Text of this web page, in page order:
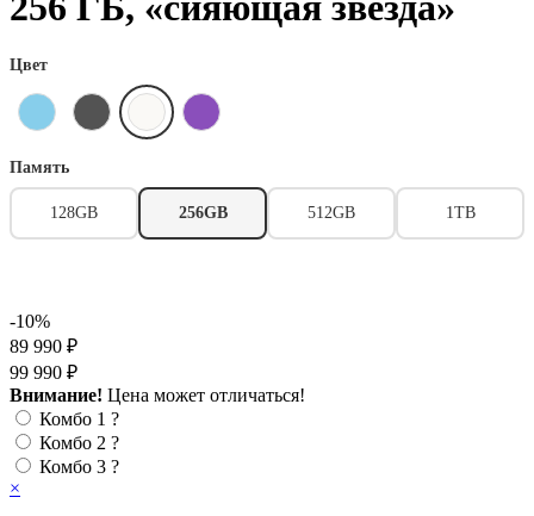
Цвет
Память
128GB 256GB 512GB 1TB
-10%
89 990 ₽
99 990 ₽
Внимание! Цена может отличаться!
Комбо 1 ?
Комбо 2 ?
Комбо 3 ?
×